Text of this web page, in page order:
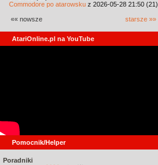
Commodore po atarowsku z 2026-05-28 21:50 (21)
«« nowsze starsze »»
AtariOnline.pl na YouTube
Pomocnik/Helper
Poradniki